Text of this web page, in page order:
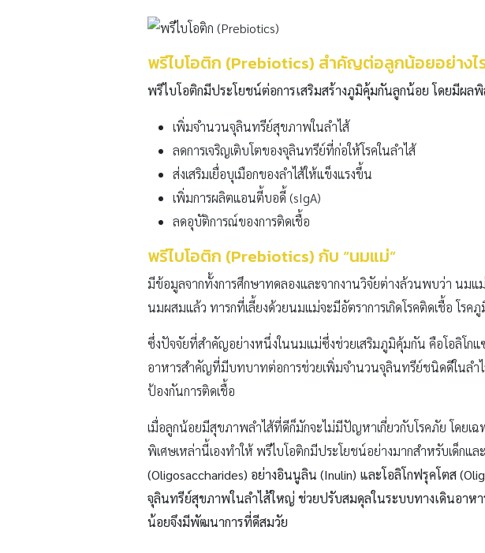
พรีไบโอติก (Prebiotics) สำคัญต่อลูกน้อยอย่างไ
พรีไบโอติกมีประโยชน์ต่อการเสริมสร้างภูมิคุ้มกันลูกน้อย โดยมีผ
เพิ่มจำนวนจุลินทรีย์สุขภาพในลำไส้
ลดการเจริญเติบโตของจุลินทรีย์ที่ก่อให้โรคในลำไส้
ส่งเสริมเยื่อบุเมือกของลำไส้ให้แข็งแรงขึ้น
เพิ่มการผลิตแอนตี้บอดี้ (sIgA)
ลดอุบัติการณ์ของการติดเชื้อ
พรีไบโอติก (Prebiotics)กับ “นมแม่”
มีข้อมูลจากทั้งการศึกษาทดลองและจากงานวิจัยต่างล้วนพบว่า นมแ
นมผสมแล้ว ทารกที่เลี้ยงด้วยนมแม่จะมีอัตราการเกิดโรคติดเชื้อ โ
ซึ่งปัจจัยที่สำคัญอย่างหนึ่งในนมแม่ซึ่งช่วยเสริมภูมิคุ้มกัน คือโอลิโกแ
อาหารสำคัญที่มีบทบาทต่อการช่วยเพิ่มจำนวนจุลินทรีย์ชนิดดีในลำไ
ป้องกันการติดเชื้อ
เมื่อลูกน้อยมีสุขภาพลำไส้ที่ดีก็มักจะไม่มีปัญหาเกี่ยวกับโรคภัย โดยเ
พิเศษเหล่านี้เองทำให้ พรีไบโอติกมีประโยชน์อย่างมากสำหรับเด็กแล
(Oligosaccharides) อย่างอินนูลิน (Inulin) และโอลิโกฟรุคโตส
จุลินทรีย์สุขภาพในลำไส้ใหญ่ ช่วยปรับสมดุลในระบบทางเดินอาห
น้อยจึงมีพัฒนาการที่ดีสมวัย